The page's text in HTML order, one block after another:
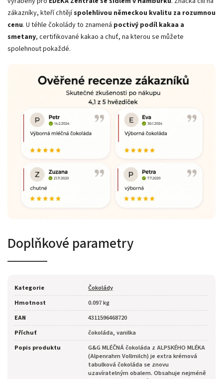
zákazníky, kteří chtějíspolehlivou německou kvalitu za rozumnou
cenu. U téhle čokolády to znamená poctivý podíl kakaa a
smetany, certifikované kakao a chuť, na kterou se můžete
spolehnout pokaždé.
Doplňkové parametry
Kategorie
Čokolády
Hmotnost
0.097 kg
EAN
4311596468720
Příchuť
čokoláda, vanilka
Popis produktu
G&G MLÉČNÁ čokoláda z ALPSKÉHO MLÉKA
(Alpenrahm Vollmilch) je extra krémová
tabulková čokoláda se znovu
uzavíratelným obalem. Obsahuje nejméně